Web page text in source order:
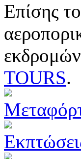
Επίσης
TOURS.